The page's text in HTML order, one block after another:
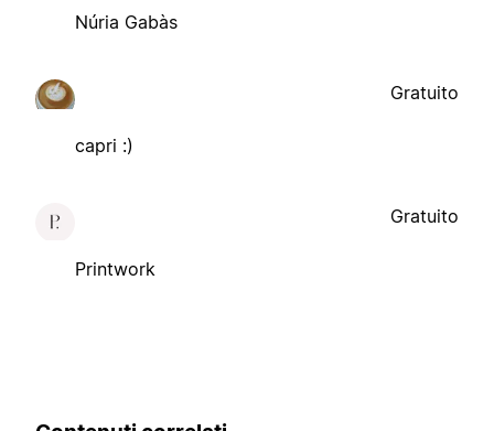
Núria Gabàs
capri :)
Gratuito
Printwork
Gratuito